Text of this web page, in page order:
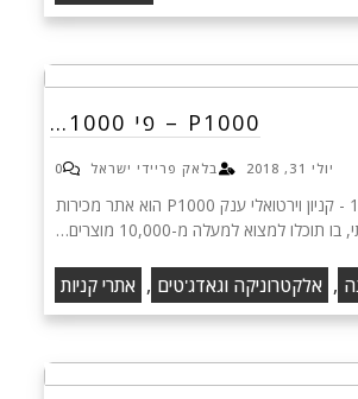
P1000 – פי 1000…
יולי 31, 2018 בלאק פריידי ישראל 0
P1000 - פי 1000 - קניון וירטואלי ענק P1000 הוא אתר מכירות
תוכלו למצוא למעלה מ-10,000 מוצרים…
, אלקטרוניקה וגאדג'טים , אתרי קניות